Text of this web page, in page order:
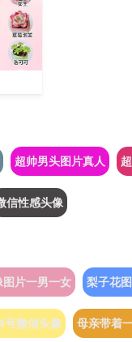
超帅男头图片真人
信性感头像
片一男一女 梨子花
号微信头像 母亲带着